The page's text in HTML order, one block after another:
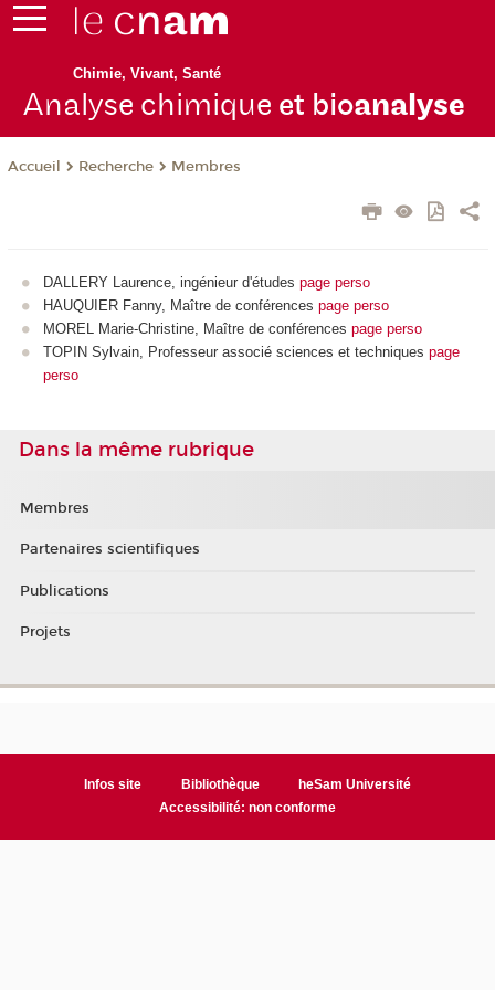
Chimie, Vivant, Santé
Analyse chimique et bioanalyse
Accueil Recherche Membres
DALLERY Laurence, ingénieur d'études page perso
HAUQUIER Fanny, Maître de conférences page perso
MOREL Marie-Christine, Maître de conférences page perso
TOPIN Sylvain, Professeur associé sciences et techniques page
perso
Dans la même rubrique
Membres
Partenaires scientifiques
Publications
Projets
Infos site Bibliothèque
heSam Université
Accessibilité: non conforme